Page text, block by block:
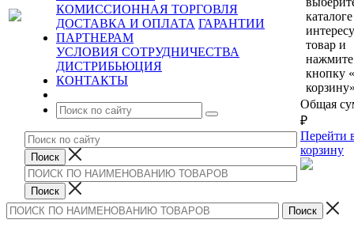
КОМИССИОННАЯ ТОРГОВЛЯ
ДОСТАВКА И ОПЛАТА ГАРАНТИИ
ПАРТНЕРАМ
УСЛОВИЯ СОТРУДНИЧЕСТВА
ДИСТРИБЬЮЦИЯ
КОНТАКТЫ
каталоге
товар и
нажмите
кнопку
Общая
₽
Перейти
корзину